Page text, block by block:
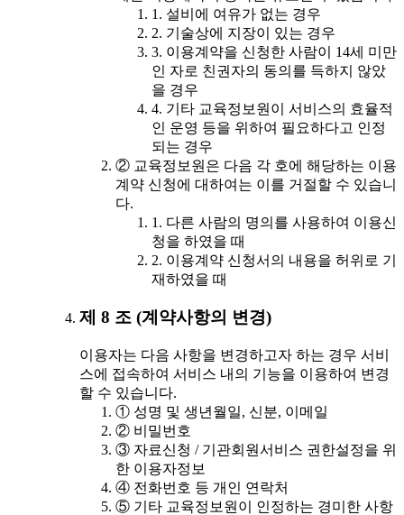
1. 설비에 여유가 없는 경우
2. 기술상에 지장이 있는 경우
3. 이용계약을 신청한 사람이 14세 미만
인 자로 친권자의 동의를 득하지 않았
을 경우
4. 기타 교육정보원이 서비스의 효율적
인 운영 등을 위하여 필요하다고 인정
되는 경우
② 교육정보원은 다음 각 호에 해당하는 이용
계약 신청에 대하여는 이를 거절할 수 있습니
다.
1. 다른 사람의 명의를 사용하여 이용신
청을 하였을 때
2. 이용계약 신청서의 내용을 허위로 기
재하였을 때
제 8 조 (계약사항의 변경)
이용자는 다음 사항을 변경하고자 하는 경우 서비
스에 접속하여 서비스 내의 기능을 이용하여 변경
할 수 있습니다.
① 성명 및 생년월일, 신분, 이메일
② 비밀번호
③ 자료신청 / 기관회원서비스 권한설정을 위
한 이용자정보
④ 전화번호 등 개인 연락처
⑤ 기타 교육정보원이 인정하는 경미한 사항